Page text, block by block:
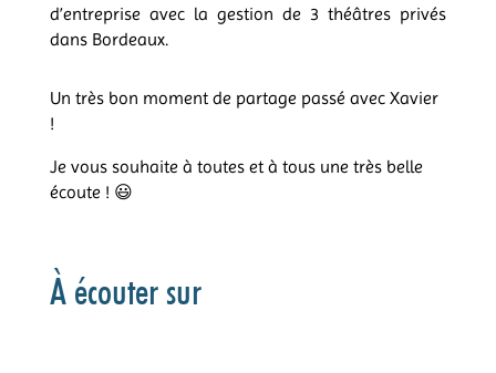
d’entreprise avec la gestion de 3 théâtres privés
dans Bordeaux.
Un très bon moment de partage passé avec Xavier
!
Je vous souhaite à toutes et à tous une très belle
écoute ! 😃
À écouter sur